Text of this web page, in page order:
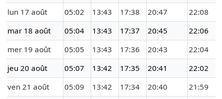
lun 17 août
05:02 13:43 17:38 20:47
22:08
mar 18 août
05:04 13:43 17:37 20:45
22:06
mer 19 août
05:05 13:43 17:36 20:43
22:04
jeu 20 août
05:07 13:42 17:35 20:41
22:02
ven 21 août
05:09 13:42 17:34 20:40
21:59